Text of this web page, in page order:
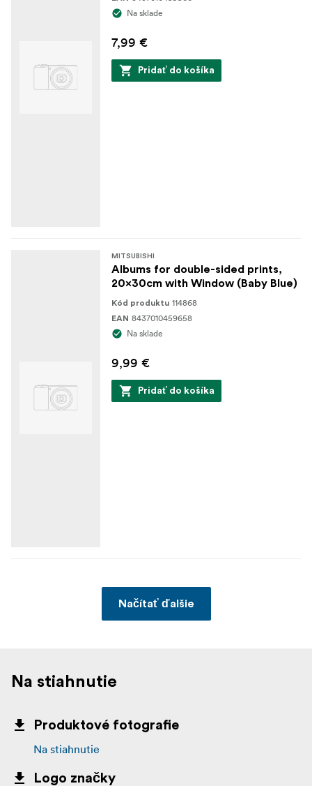
Na sklade
7,99 €
Pridať do košíka
MITSUBISHI
Albums for double-sided prints,
20x30cm with Window (Baby Blue)
Kód produktu 114868
EAN 8437010459658
Na sklade
9,99 €
Pridať do košíka
Načítať ďalšie
Na stiahnutie
Produktové fotografie
Na stiahnutie
Logo značky